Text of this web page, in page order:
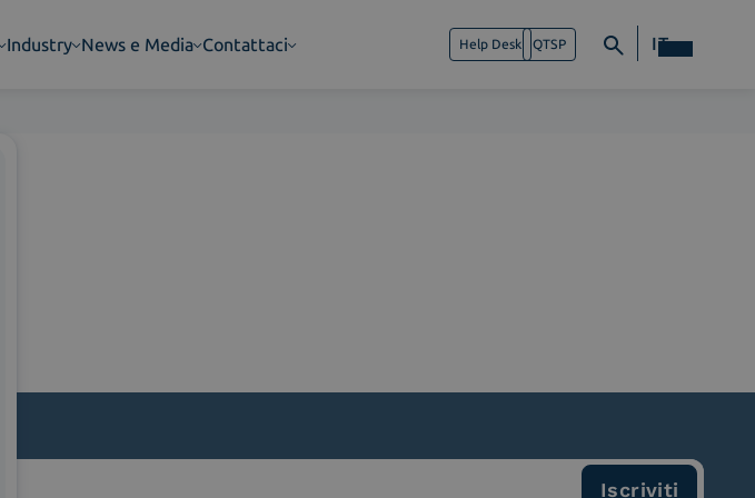
Industry News e Media Contattaci Help Desk QTSP IT